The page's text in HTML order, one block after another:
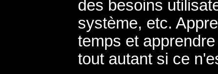
des besoins
système, etc.
temps et
tout autant si ce